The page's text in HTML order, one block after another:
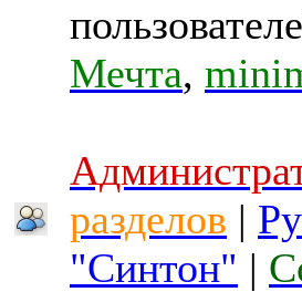
Мечта,
разделов |
"Синтон" |